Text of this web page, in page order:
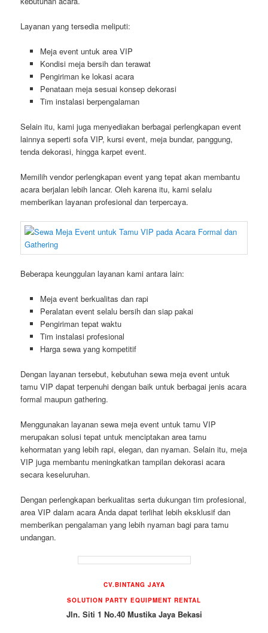
Layanan yang tersedia meliputi:
Meja event untuk area VIP
Kondisi meja bersih dan terawat
Pengiriman ke lokasi acara
Penataan meja sesuai konsep dekorasi
Tim instalasi berpengalaman
Selain itu, kami juga menyediakan berbagai perlengkapan event
lainnya seperti sofa VIP, kursi event, meja bundar, panggung,
tenda dekorasi, hingga karpet event.
Memilih vendor perlengkapan event yang tepat akan membantu
acara berjalan lebih lancar. Oleh karena itu, kami selalu
memberikan layanan profesional dan terpercaya.
Beberapa keunggulan layanan kami antara lain:
Meja event berkualitas dan rapi
Peralatan event selalu bersih dan siap pakai
Pengiriman tepat waktu
Tim instalasi profesional
Harga sewa yang kompetitif
Dengan layanan tersebut, kebutuhan sewa meja event untuk
tamu VIP dapat terpenuhi dengan baik untuk berbagai jenis acara
formal maupun gathering.
Menggunakan layanan sewa meja event untuk tamu VIP
merupakan solusi tepat untuk menciptakan area tamu
kehormatan yang lebih rapi, elegan, dan nyaman. Selain itu, meja
VIP juga membantu meningkatkan tampilan dekorasi acara
secara keseluruhan.
Dengan perlengkapan berkualitas serta dukungan tim profesional,
area VIP dalam acara Anda dapat terlihat lebih eksklusif dan
memberikan pengalaman yang lebih nyaman bagi para tamu
undangan.
CV.BINTANG JAYA
SOLUTION PARTY EQUIPMENT RENTAL
Jln. Siti 1 No.40 Mustika Jaya Bekasi